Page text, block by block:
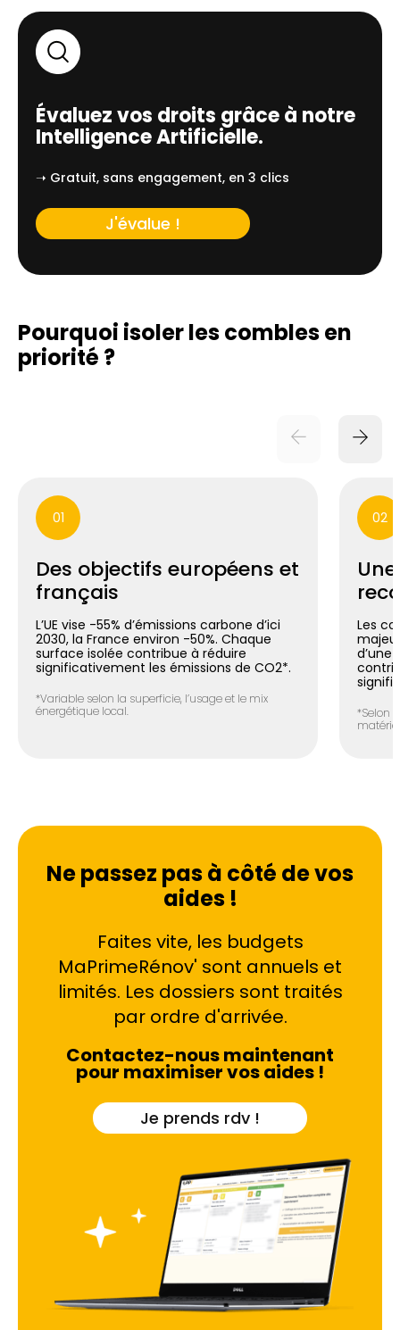
Évaluez vos droits grâce à notre
Intelligence Artificielle.
➝ Gratuit, sans engagement, en 3 clics
J'évalue !
Pourquoi isoler les combles en
priorité ?
01
Des objectifs européens et
français
L’UE vise -55% d’émissions carbone d’ici
2030, la France environ -50%. Chaque
surface isolée contribue à réduire
significativement les émissions de CO2*.
*Variable selon la superficie, l’usage et le mix
énergétique local.
02
Les
d’une
*Selon
Ne passez pas à côté de vos
aides !
Faites vite, les budgets
MaPrimeRénov' sont annuels et
limités. Les dossiers sont traités
par ordre d'arrivée.
Contactez-nous maintenant
pour maximiser vos aides !
Je prends rdv !